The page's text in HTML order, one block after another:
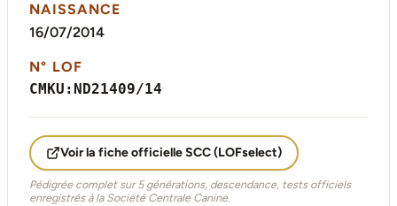
NAISSANCE
16/07/2014
N° LOF
CMKU:ND21409/14
Voir la fiche officielle SCC (LOFselect)
Pédigrée complet sur 5 générations, descendance, tests officiels
enregistrés à la Société Centrale Canine.